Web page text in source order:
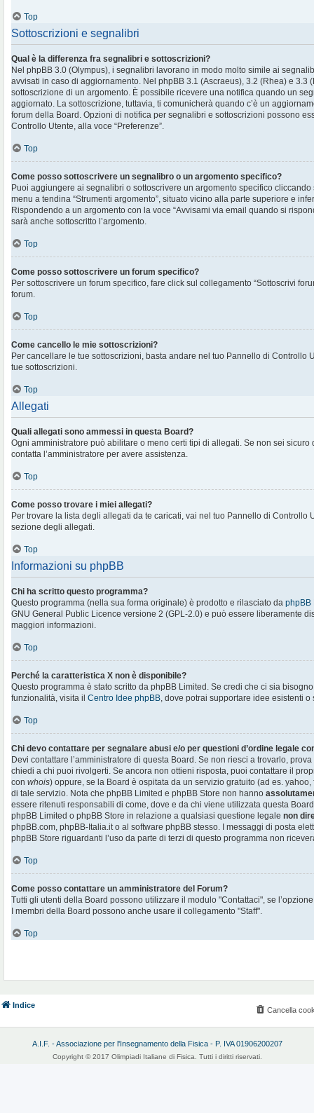
Top
Sottoscrizioni e segnalibri
Qual è la differenza fra segnalibri e sottoscrizioni?
Nel phpBB 3.0 (Olympus), i segnalibri lavorano in modo molto simile ai
avvisati in caso di aggiornamento. Nel phpBB 3.1 (Ascraeus), 3.2 (Rhea) e 3.3
sottoscrizione di un argomento. È possibile ricevere una notifica quando un
aggiornato. La sottoscrizione, tuttavia, ti comunicherà quando c’è un
forum della Board. Opzioni di notifica per segnalibri e sottoscrizioni possono
Controllo Utente, alla voce “Preferenze”.
Top
Come posso sottoscrivere un segnalibro o un argomento specifico?
Puoi aggiungere ai segnalibri o sottoscrivere un argomento specifico
menu a tendina “Strumenti argomento”, situato vicino alla parte superiore e
Rispondendo a un argomento con la voce “Avvisami via email quando si
sarà anche sottoscritto l’argomento.
Top
Come posso sottoscrivere un forum specifico?
Per sottoscrivere un forum specifico, fare click sul collegamento “Sottoscrivi
forum.
Top
Come cancello le mie sottoscrizioni?
Per cancellare le tue sottoscrizioni, basta andare nel tuo Pannello di Controllo
tue sottoscrizioni.
Top
Allegati
Quali allegati sono ammessi in questa Board?
Ogni amministratore può abilitare o meno certi tipi di allegati. Se non sei sicuro
contatta l’amministratore per avere assistenza.
Top
Come posso trovare i miei allegati?
Per trovare la lista degli allegati da te caricati, vai nel tuo Pannello di Controllo
sezione degli allegati.
Top
Informazioni su phpBB
Chi ha scritto questo programma?
Questo programma (nella sua forma originale) è prodotto e rilasciato da phpBB
GNU General Public Licence versione 2 (GPL-2.0) e può essere liberamente
maggiori informazioni.
Top
Perché la caratteristica X non è disponibile?
Questo programma è stato scritto da phpBB Limited. Se credi che ci sia
funzionalità, visita il Centro Idee phpBB, dove potrai supportare idee esistenti
Top
Chi devo contattare per segnalare abusi e/o per questioni d’ordine legale
Devi contattare l’amministratore di questa Board. Se non riesci a trovarlo,
chiedi a chi puoi rivolgerti. Se ancora non ottieni risposta, puoi contattare il
con whois) oppure, se la Board è ospitata da un servizio gratuito (ad es. yahoo,
di tale servizio. Nota che phpBB Limited e phpBB Store non hanno
essere ritenuti responsabili di come, dove e da chi viene utilizzata questa
phpBB Limited o phpBB Store in relazione a qualsiasi questione legale non
phpBB.com, phpBB-Italia.it o al software phpBB stesso. I messaggi di posta
phpBB Store riguardanti l’uso da parte di terzi di questo programma non
Top
Come posso contattare un amministratore del Forum?
Tutti gli utenti della Board possono utilizzare il modulo "Contattaci", se
I membri della Board possono anche usare il collegamento "Staff".
Top
Indice
Cancella
A.I.F. - Associazione per l'Insegnamento della Fisica - P. IVA 01906200207
Copyright © 2017 Olimpiadi Italiane di Fisica. Tutti i diritti riservati.